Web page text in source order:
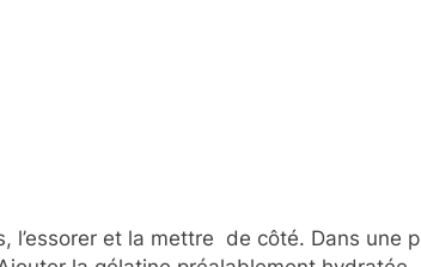
l’essorer et la mettre de côté. Dans une